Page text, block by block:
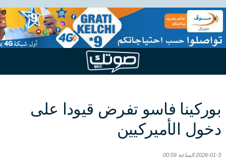
بوركينا فاسو تفرض قيودا على
دخول الأميركيين
2026-01-3 الساعة 00:59